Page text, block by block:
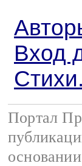
Вход
Портал
основании